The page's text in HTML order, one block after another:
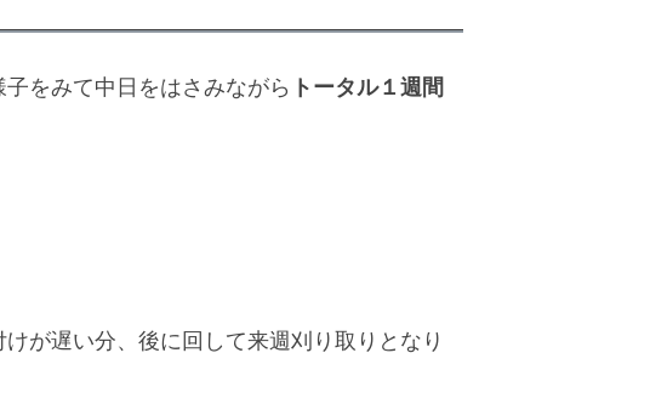
をみて中日をはさみながら トータル１週間
が遅い分、後に回して来週刈り取りとなり